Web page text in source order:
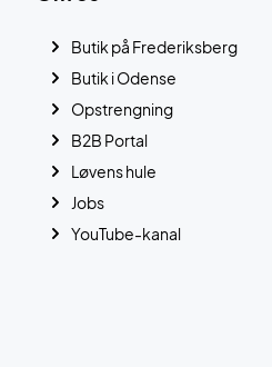
Butik på Frederiksberg
Butik i Odense
Opstrengning
B2B Portal
Løvens hule
Jobs
YouTube-kanal